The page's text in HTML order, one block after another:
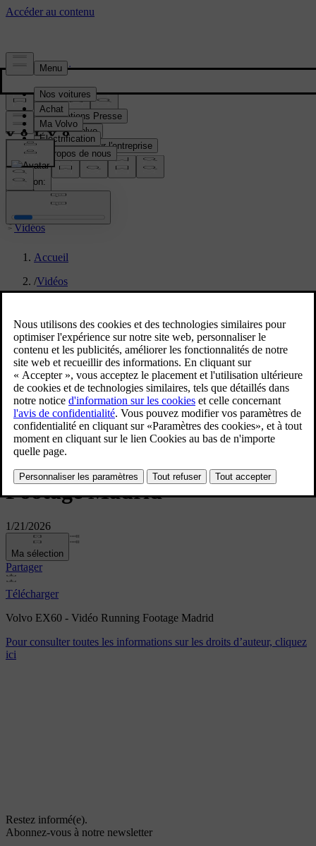
Presse & Médias
Informations Presse
Gamme Volvo
Informations sur l'entreprise
Contacts médias
location:
FR
Vidéos
Accueil
/Vidéos
Volvo EX60 - Vidéo Running
Footage Madrid
1/21/2026
Ma sélection
Partager
Télécharger
Volvo EX60 - Vidéo Running Footage Madrid
Pour consulter toutes les informations sur les droits d’auteur, cliquez
ici